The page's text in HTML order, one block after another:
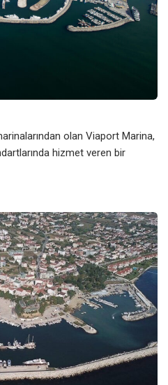
olan Viaport Marina,
hizmet veren bir